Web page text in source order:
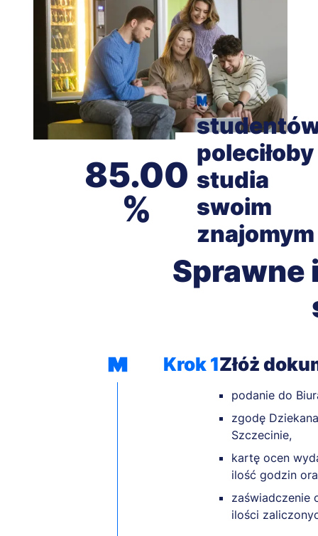
85.00
poleciłoby
studia
swoim
znajomym
Sprawne
Krok 1Złóż
podanie do
zgodę
Szczecinie,
kartę ocen
ilość godzin
zaświadczenie
ilości